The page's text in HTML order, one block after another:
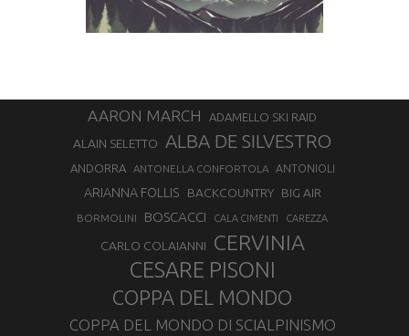
AARON MARCH ADAMELLO SKI RAID
ALAIN SELETTO ALBA DE SILVESTRO
ANDORRA ANTONELLA CONFORTOLA ANTONIOLI
ARIANNA FOLLIS BACKCOUNTRY BIG AIR
BORMOLINI BOSCACCI CALA CIMENTI CAREZZA
CARLO COLAIANNI CERVINIA
CESARE PISONI
COPPA DEL MONDO
COPPA DEL MONDO DI SCIALPINISMO